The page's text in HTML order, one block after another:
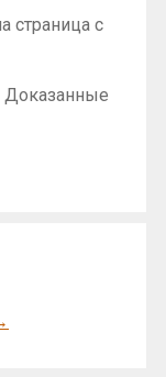
страница с
Доказанные